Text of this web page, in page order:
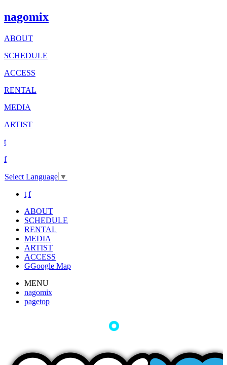
nagomix
ABOUT
SCHEDULE
ACCESS
RENTAL
MEDIA
ARTIST
t
f
Select Language ▼
t f
ABOUT
SCHEDULE
RENTAL
MEDIA
ARTIST
ACCESS
GGoogle Map
MENU
nagomix
pagetop